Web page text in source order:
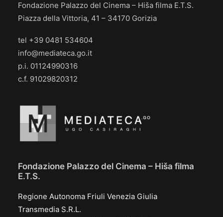
Fondazione Palazzo del Cinema – Hiša filma E.T.S.
Piazza della Vittoria, 41 – 34170 Gorizia
tel +39 0481 534604
info@mediateca.go.it
p.i. 01124990316
c.f. 91029820312
Fondazione Palazzo del Cinema – Hiša filma
E.T.S.
Regione Autonoma Friuli Venezia Giulia
Transmedia S.R.L.